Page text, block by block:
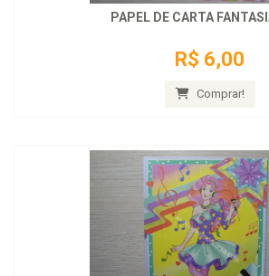
PAPEL DE CARTA
R$ 6,00
Comprar!